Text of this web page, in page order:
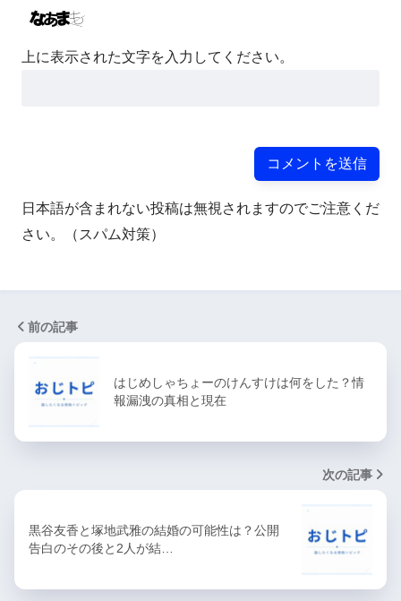
上に表示された文字を入力してください。
日本語が含まれない投稿は無視されますのでご注意くだ
さい。（スパム対策）
前の記事
はじめしゃちょーのけんすけは何をした？情
報漏洩の真相と現在
次の記事
黒谷友香と塚地武雅の結婚の可能性は？公開
告白のその後と2人が結…